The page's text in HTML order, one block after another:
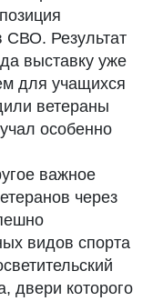
СВО. Результат
выставку уже
для учащихся
ветераны
особенно
важное
через
видов спорта
двери которого